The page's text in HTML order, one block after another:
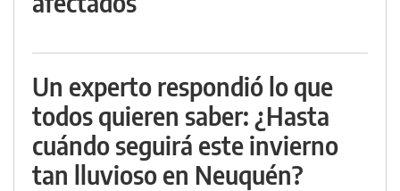
Un experto respondió lo que
todos quieren saber: ¿Hasta
cuándo seguirá este invierno
tan lluvioso en Neuquén?